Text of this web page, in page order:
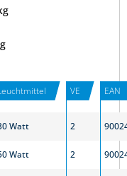
VE EAN
Watt 2
Watt 2